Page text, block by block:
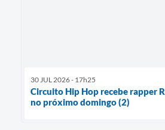
30 JUL 2026 - 17h25
Circuito Hip Hop recebe rapper
no próximo domingo (2)